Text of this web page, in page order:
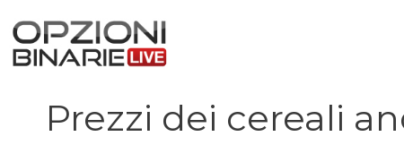
contenuto
Prezzi dei cereali